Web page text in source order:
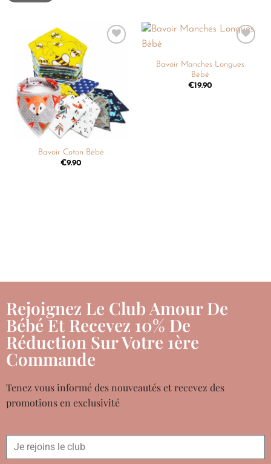
Bavoir Coton Bébé
€9.90
liste de
Bavoir Manches Longues
Bébé
€19.90
Rejoignez Le Club Amour De
Bébé Et Recevez 10% De
Réduction Sur Votre 1ère
Commande
Tenez vous informé des nouveautés et recevez des
promotions en exclusivité